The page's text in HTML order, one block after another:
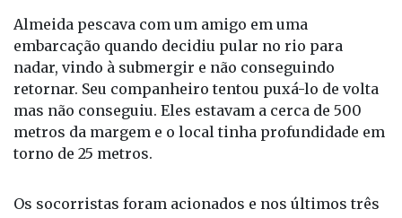
Almeida pescava com um amigo em uma
embarcação quando decidiu pular no rio para
nadar, vindo à submergir e não conseguindo
retornar. Seu companheiro tentou puxá-lo de volta
mas não conseguiu. Eles estavam a cerca de 500
metros da margem e o local tinha profundidade em
torno de 25 metros.
Os socorristas foram acionados e nos últimos três